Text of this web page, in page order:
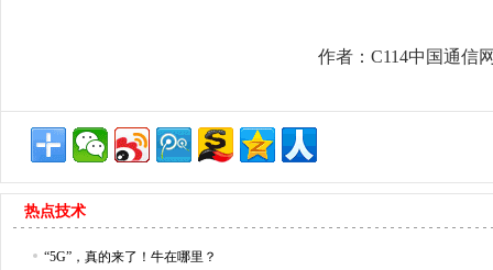
作者：C114中国通
热点技术
“5G”，真的来了！牛在哪里？